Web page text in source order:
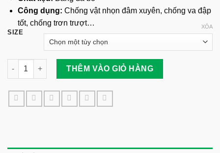
Công dụng: Chống vật nhọn đâm xuyên, chống va đập
tốt, chống trơn trượt…
SIZE
XÓA
Giày Bảo Hộ Lao Động ABC - Chỉ Vàng số lượng
THÊM VÀO GIỎ HÀNG